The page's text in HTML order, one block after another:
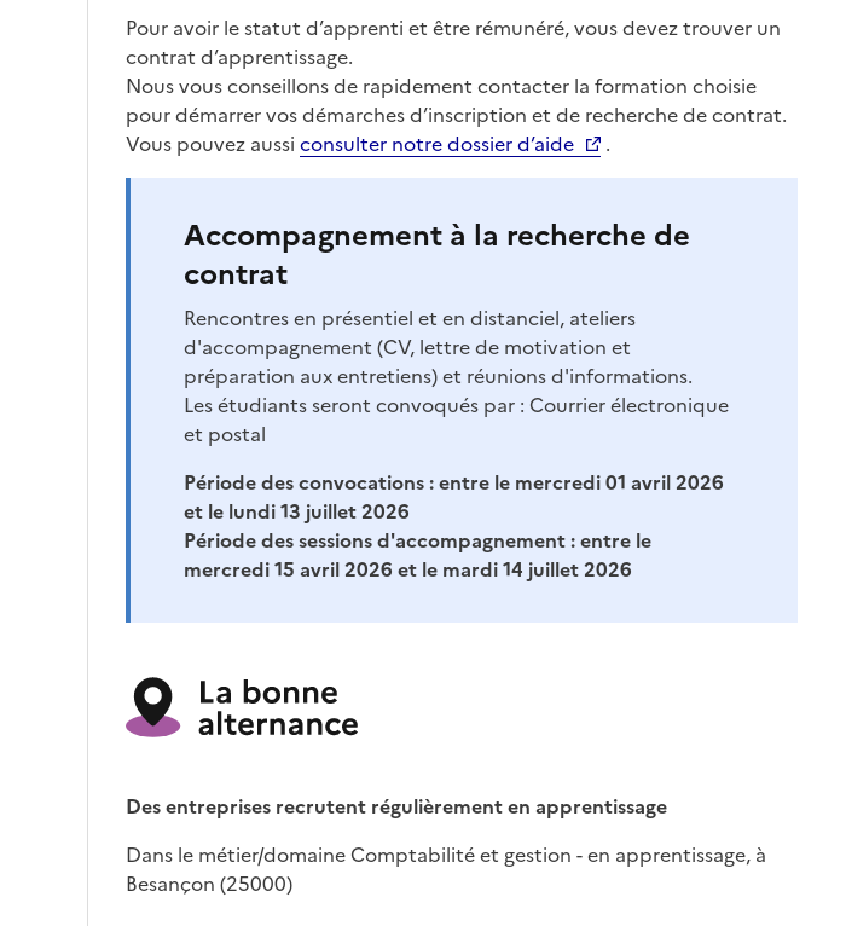
Pour avoir le statut d’apprenti et être rémunéré, vous devez trouver un
contrat d’apprentissage.
Nous vous conseillons de rapidement contacter la formation choisie
pour démarrer vos démarches d’inscription et de recherche de contrat.
Vous pouvez aussi consulter notre dossier d’aide .
Accompagnement à la recherche de
contrat
Rencontres en présentiel et en distanciel, ateliers
d'accompagnement (CV, lettre de motivation et
préparation aux entretiens) et réunions d'informations.
Les étudiants seront convoqués par : Courrier électronique
et postal
Période des convocations :entre le mercredi 01 avril 2026
et le lundi 13 juillet 2026
Période des sessions d'accompagnement :entre le
mercredi 15 avril 2026 et le mardi 14 juillet 2026
Des entreprises recrutent régulièrement en apprentissage
Dans le métier/domaine Comptabilité et gestion - en apprentissage, à
Besançon (25000)